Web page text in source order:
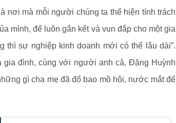
nơi mà mỗi người chúng ta thể hiện tính trách
mình, để luôn gắn kết và vun đắp cho một gia
sự nghiệp kinh doanh mới có thể lâu dài”.
đình, cùng với người anh cả, Đặng Huỳnh
gì cha mẹ đã đổ bao mồ hôi, nước mắt để